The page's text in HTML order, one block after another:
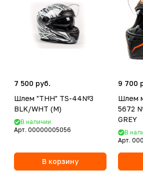
7 500 руб.
Шлем "THH" TS-44№3
BLK/WHT (M)
В наличии
Арт. 00000005056
В корзину
9 700
Шлем
5672
GREY
В
Арт.